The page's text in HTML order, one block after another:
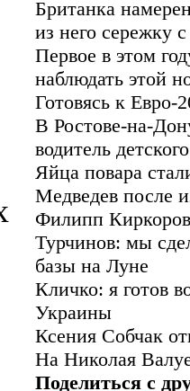
Британка
из него сережку
Первое в этом
наблюдать этой
Готовясь к Евро-
В Ростове-на-
водитель
Яйца повара
Медведев после
Филипп
Турчинов: мы
базы на Луне
Кличко: я готов
Украины
Ксения Собчак
На Николая
Поделиться с